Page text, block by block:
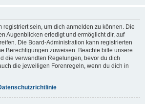
registriert sein, um dich anmelden zu können. Die
Augenblicken erledigt und ermöglicht dir, auf
Die Board-Administration kann registrierten
Berechtigungen zuweisen. Beachte bitte unsere
die verwandten Regelungen, bevor du dich
die jeweiligen Forenregeln, wenn du dich in